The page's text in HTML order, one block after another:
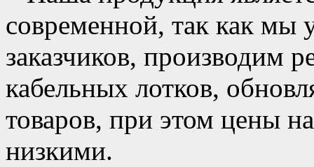
современной, так как мы
заказчиков, производим
кабельных лотков,
товаров, при этом цены
низкими.